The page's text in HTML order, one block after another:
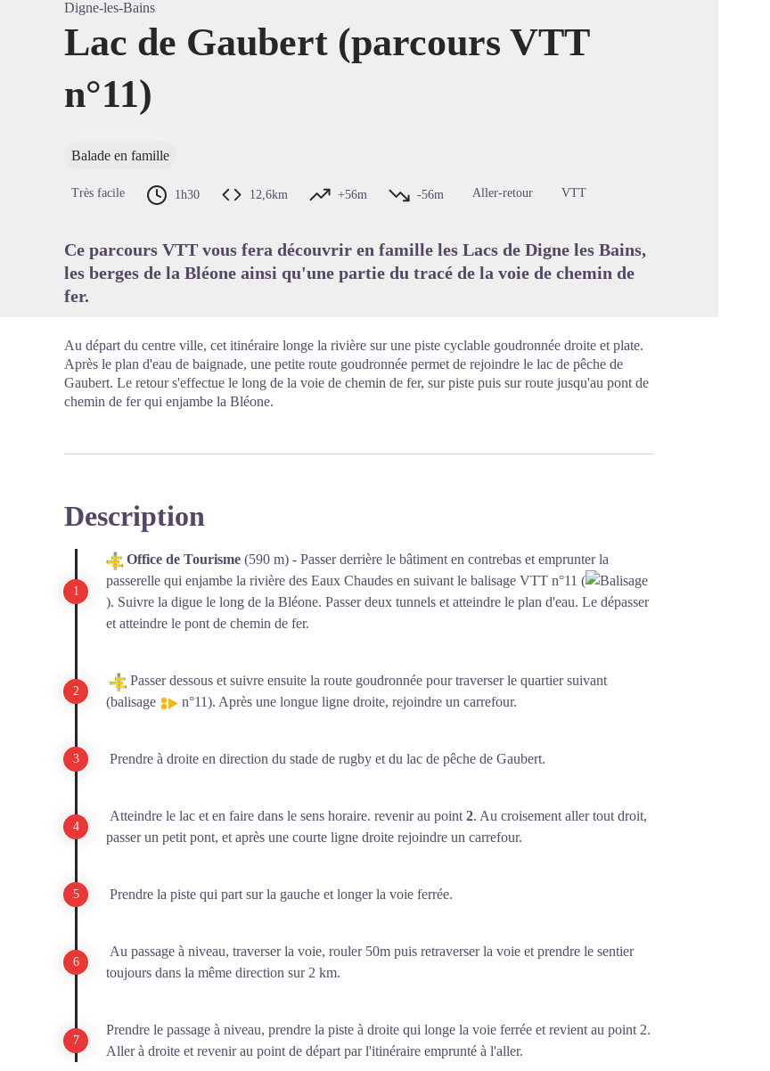
Digne-les-Bains
Lac de Gaubert (parcours VTT
n°11)
Balade en famille
Très facile 1h30 12,6km +56m -56m Aller-retour VTT
Ce parcours VTT vous fera découvrir en famille les Lacs de Digne les Bains,
les berges de la Bléone ainsi qu'une partie du tracé de la voie de chemin de
fer.
Au départ du centre ville, cet itinéraire longe la rivière sur une piste cyclable goudronnée droite et plate.
Après le plan d'eau de baignade, une petite route goudronnée permet de rejoindre le lac de pêche de
Gaubert. Le retour s'effectue le long de la voie de chemin de fer, sur piste puis sur route jusqu'au pont de
chemin de fer qui enjambe la Bléone.
Description
Office de Tourisme (590 m) - Passer derrière le bâtiment en contrebas et emprunter la
passerelle qui enjambe la rivière des Eaux Chaudes en suivant le balisage VTT n°11 (
). Suivre la digue le long de la Bléone. Passer deux tunnels et atteindre le plan d'eau. Le dépasser
et atteindre le pont de chemin de fer.
Passer dessous et suivre ensuite la route goudronnée pour traverser le quartier suivant
(balisage
n°11). Après une longue ligne droite, rejoindre un carrefour.
Prendre à droite en direction du stade de rugby et du lac de pêche de Gaubert.
Atteindre le lac et en faire dans le sens horaire. revenir au point 2. Au croisement aller tout droit,
passer un petit pont, et après une courte ligne droite rejoindre un carrefour.
Prendre la piste qui part sur la gauche et longer la voie ferrée.
Au passage à niveau, traverser la voie, rouler 50m puis retraverser la voie et prendre le sentier
toujours dans la même direction sur 2 km.
Prendre le passage à niveau, prendre la piste à droite qui longe la voie ferrée et revient au point 2.
Aller à droite et revenir au point de départ par l'itinéraire emprunté à l'aller.